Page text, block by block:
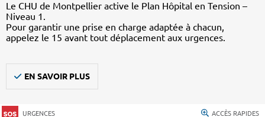
Le CHU de Montpellier active le Plan Hôpital en Tension –
Niveau 1.
Pour garantir une prise en charge adaptée à chacun,
appelez le 15 avant tout déplacement aux urgences.
EN SAVOIR PLUS
URGENCES ACCÈS RAPIDES